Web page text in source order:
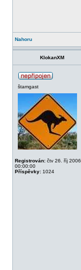
Nahoru
KlokanXM
štamgast
Registrován: čtv 26. říj 2006
00:00:00
Příspěvky: 1024